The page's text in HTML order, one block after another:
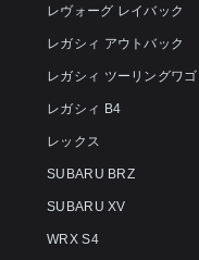
レヴォーグ レイバック
レガシィ アウトバック
レガシィ ツーリングワ
レガシィ B4
レックス
SUBARU BRZ
SUBARU XV
WRX S4